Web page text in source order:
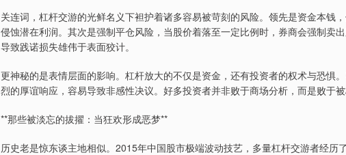
关连词，杠杆交游的光鲜名义下袒护着诸多容易被苛刻的风险。领先是资金本钱
侵蚀潜在利润。其次是强制平仓风险，当股价着落至一定比例时，券商会强制卖
导致践诺损失雄伟于表面狡计。
更神秘的是表情层面的影响。杠杆放大的不仅是资金，还有投资者的权术与恐惧
烈的厚谊响应，容易导致非感性决议。好多投资者并非败于商场分析，而是败于被
**那些被淡忘的拔擢：当狂欢形成恶梦**
历史老是惊东谈主地相似。2015年中国股市极端波动技艺，多量杠杆交游者经